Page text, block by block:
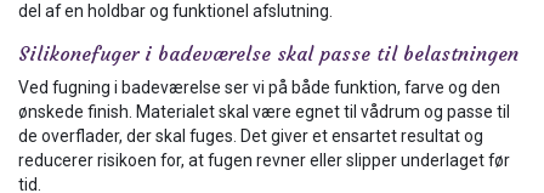
del af en holdbar og funktionel afslutning.
Silikonefuger i badeværelse skal passe til belastningen
Ved fugning i badeværelse ser vi på både funktion, farve og den
ønskede finish. Materialet skal være egnet til vådrum og passe til
de overflader, der skal fuges. Det giver et ensartet resultat og
reducerer risikoen for, at fugen revner eller slipper underlaget før
tid.